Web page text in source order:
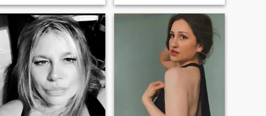
balance to cultivate the
intellect, the emotions and the
spirituality. I like to carry out
varied activities, reading,
traveling, cinema, theater,
exhibitions, going out to
dinner in order to make me
feel good or feed my spirit.
de todas maneras lo intento
😊( no voy a pagar la
subscripción mí telegram es
@Milagrosvidela26